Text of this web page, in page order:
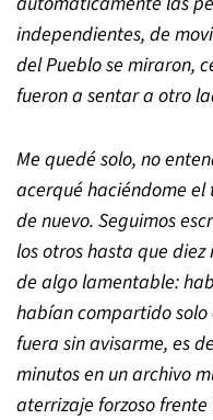
independientes, de
del Pueblo se miraron,
fueron a sentar a otro
Me quedé solo, no
acerqué haciéndome
de nuevo. Seguimos
los otros hasta que
de algo lamentable:
habían compartido
fuera sin avisarme, es
minutos en un archivo
aterrizaje forzoso